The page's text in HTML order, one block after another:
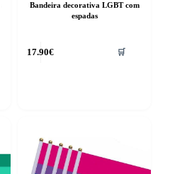
Bandeira decorativa LGBT com
espadas
17.90€ 🛒